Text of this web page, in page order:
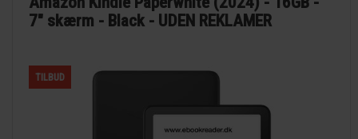
7" skærm - Black - UDEN REKLAMER
TILBUD